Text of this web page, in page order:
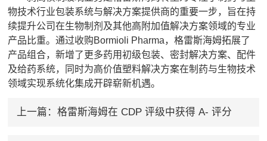
物技术行业包装系统与解决方案提供商的重要一步，旨在持
续提升公司在生物制剂及其他高附加值解决方案领域的专业
产品比重。通过收购Bormioli Pharma，格雷斯海姆拓展了
产品组合，新增了更多药用初级包装、密封解决方案、配件
及给药系统，同时为高价值塑料解决方案在制药与生物技术
领域实现系统化集成开辟崭新机遇。
上一篇： 格雷斯海姆在 CDP 评级中获得 A- 评分